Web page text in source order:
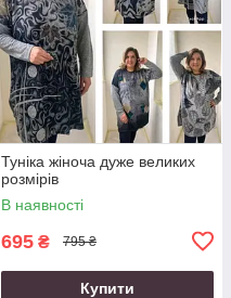
Туніка жіноча дуже великих
розмірів
В наявності
695 ₴ 795 ₴
Купити